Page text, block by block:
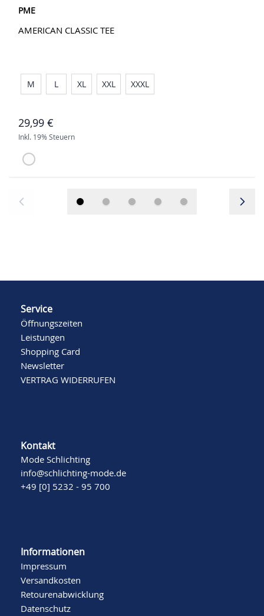
PME
AMERICAN CLASSIC TEE
M L XL XXL XXXL
29,99 €
Inkl. 19% Steuern
Service
Öffnungszeiten
Leistungen
Shopping Card
Newsletter
VERTRAG WIDERRUFEN
Kontakt
Mode Schlichting
info@schlichting-mode.de
+49 [0] 5232 - 95 700
Informationen
Impressum
Versandkosten
Retourenabwicklung
Datenschutz